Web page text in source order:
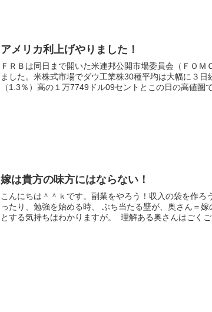
アメリカ利上げやりました！
ＦＲＢは同日まで開いた米連邦公開市場委員会（ＦＯ
ました。米株式市場でダウ工業株30種平均は大幅に３日
（1.3％）高の１万7749ドル09セントとこの日の高値圏
嫁は貴方の味方にはならない！
こんにちは＾＾ｋです。副業をやろう！収入の袋を作ろ
ったり、勉強を始める時、 ぶち当たる壁が、奥さん＝
とする気持ちはわかりますが。 理解ある奥さんはごく